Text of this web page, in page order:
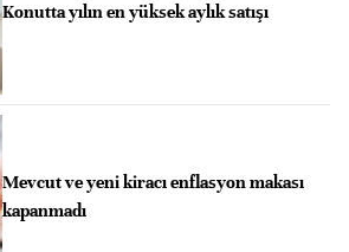
Konutta yılın en yüksek aylık satışı
Mevcut ve yeni kiracı enflasyon makası
kapanmadı